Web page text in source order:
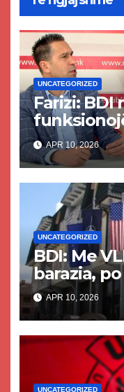
UNCATEGORIZED
Farizi:
juridik,
ilegalitet,
kanë
APR 10, 2026
UNCATEGORIZED
BDI: Me
barazia,
ardhmja!
APR 10, 2026
UNCATEGORIZED